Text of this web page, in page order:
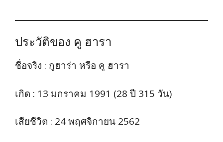
ประวัติของ คู ฮารา
ชื่อจริง : กูฮาร่า หรือ คู ฮารา
เกิด : 13 มกราคม 1991 (28 ปี 315 วัน)
เสียชีวิต : 24 พฤศจิกายน 2562